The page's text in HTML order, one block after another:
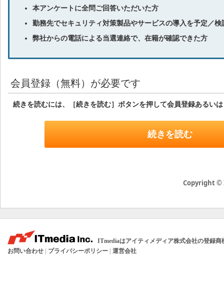
本アンケートに全問ご回答いただいた方
勤務先でセキュリティ対策製品やサービスの導入を予定／検
弊社からの電話による当選連絡で、在籍が確認できた方
会員登録（無料）が必要です
続きを読むには、［続きを読む］ボタンを押して会員登録あるい
続きを読む
Copyright ©
ITmediaはアイティメディア株式会社の登録商
お問い合わせ
プライバシーポリシー 運営会社